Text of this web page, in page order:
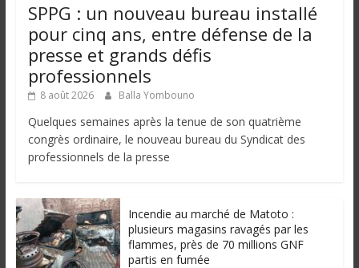
SPPG : un nouveau bureau installé
pour cinq ans, entre défense de la
presse et grands défis
professionnels
8 août 2026 Balla Yombouno
Quelques semaines après la tenue de son quatrième
congrès ordinaire, le nouveau bureau du Syndicat des
professionnels de la presse
Incendie au marché de Matoto :
plusieurs magasins ravagés par les
flammes, près de 70 millions GNF
partis en fumée